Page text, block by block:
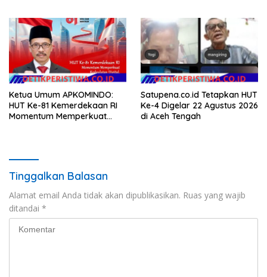
Ketua Umum APKOMINDO:
HUT Ke-81 Kemerdekaan RI
Momentum Memperkuat
Emas 2045
Satupena.co.id Tetapkan HUT
Ke-4 Digelar 22 Agustus 2026
di Aceh Tengah
Tinggalkan Balasan
Alamat email Anda tidak akan dipublikasikan. Ruas yang wajib
ditandai *